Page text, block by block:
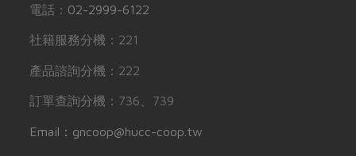
電話： 02-2999-6122
社籍服務分機：221
產品諮詢分機：222
訂單查詢分機：736、739
Email：gncoop@hucc-coop.tw